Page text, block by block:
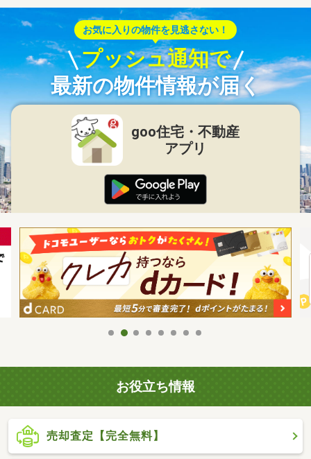
お気に入りの物件を見逃さない！
プッシュ通知で
最新の物件情報が届く
goo住宅・不動産
アプリ
お役立ち情報
売却査定【完全無料】